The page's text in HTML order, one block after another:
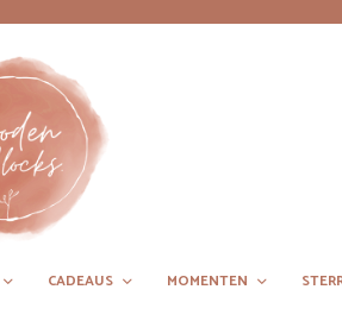
CADEAUS MOMENTEN